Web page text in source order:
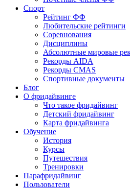
Спорт
Рейтинг ФФ
Любительские рейтинги
Соревнования
Дисциплины
Абсолютные мировые
Рекорды AIDA
Рекорды CMAS
Спортивные документы
Блог
О фридайвинге
Что такое фридайвинг
Детский фридайвинг
Карта фридайвинга
Обучение
История
Курсы
Путешествия
Тренировки
Парафридайвинг
Пользователи